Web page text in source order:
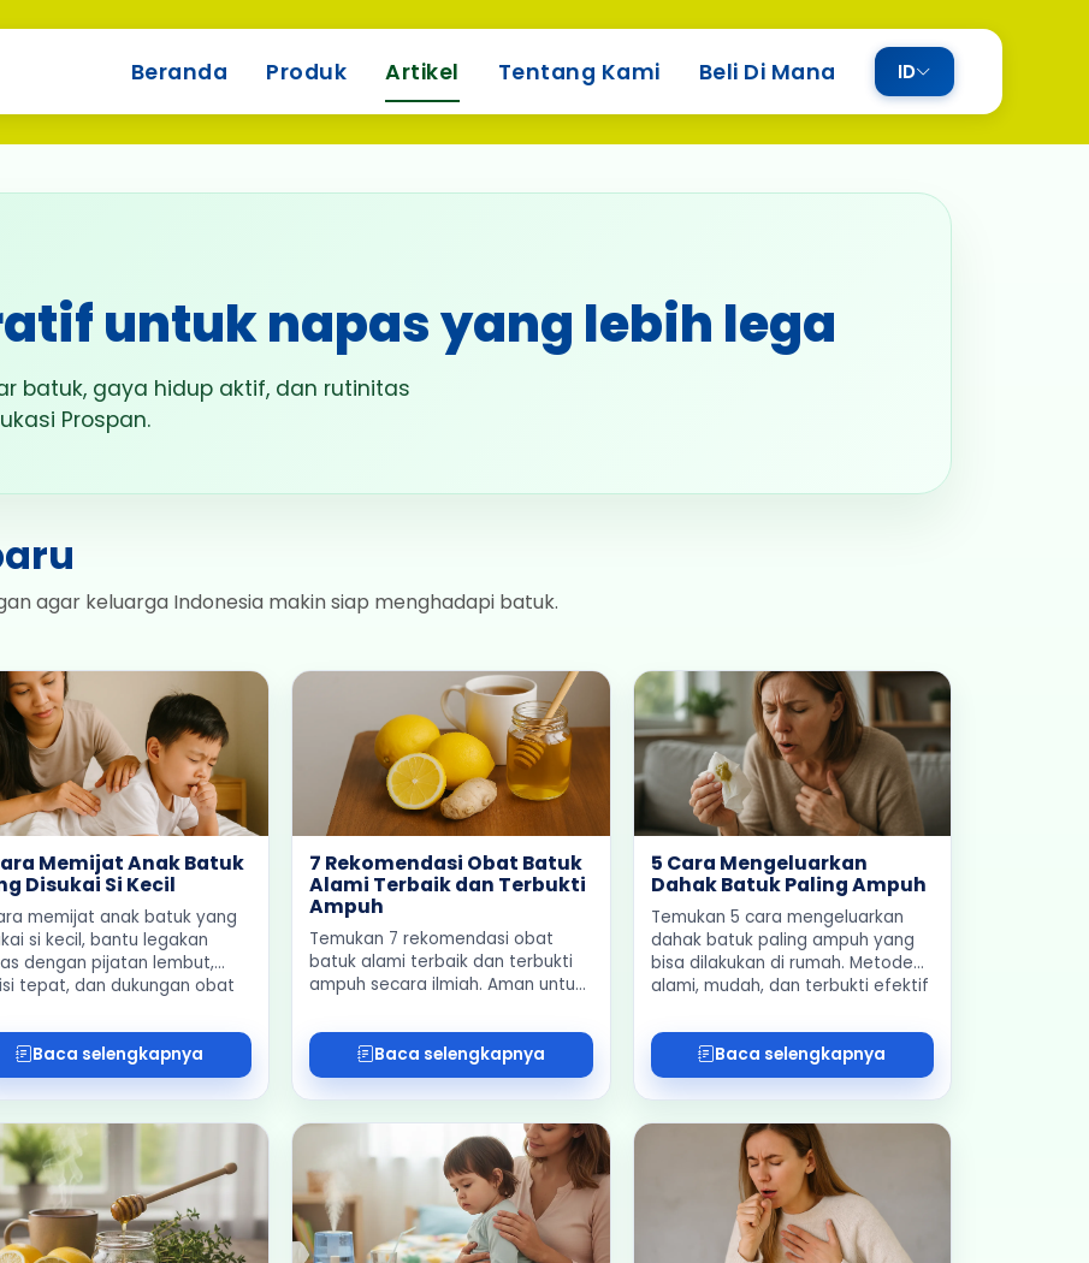
Beranda Produk Artikel Tentang Kami Beli Di Mana ID
untuk napas yang lebih lega
batuk, gaya hidup aktif, dan rutinitas
Prospan.
agar keluarga Indonesia makin siap menghadapi batuk.
Memijat Anak Batuk
Disukai Si Kecil
memijat anak batuk yang
si kecil, bantu legakan
dengan pijatan lembut,
tepat, dan dukungan obat
Baca selengkapnya
7 Rekomendasi Obat Batuk
Alami Terbaik dan Terbukti
Ampuh
Temukan 7 rekomendasi obat
batuk alami terbaik dan terbukti
ampuh secara ilmiah. Aman untuk
redakan batuk tanpa efek
samping.Baca selengkapnya
5 Cara Mengeluarkan
Dahak Batuk Paling Ampuh
Temukan 5 cara mengeluarkan
dahak batuk paling ampuh yang
bisa dilakukan di rumah. Metode
alami, mudah, dan terbukti efektif
Baca selengkapnya